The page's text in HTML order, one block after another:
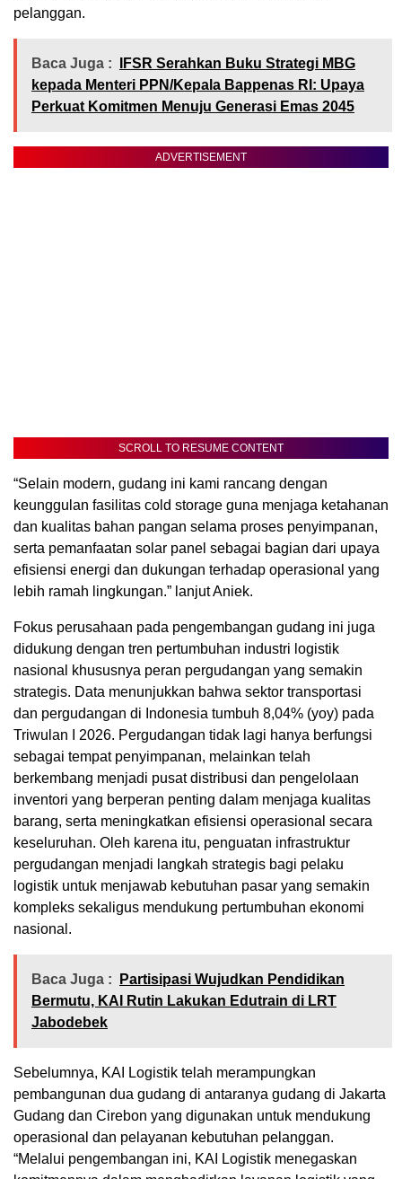
pelanggan.
Baca Juga :
IFSR Serahkan Buku Strategi MBG
kepada Menteri PPN/Kepala Bappenas RI: Upaya
Perkuat Komitmen Menuju Generasi Emas 2045
ADVERTISEMENT
SCROLL TO RESUME CONTENT
“Selain modern, gudang ini kami rancang dengan
keunggulan fasilitas cold storage guna menjaga ketahanan
dan kualitas bahan pangan selama proses penyimpanan,
serta pemanfaatan solar panel sebagai bagian dari upaya
efisiensi energi dan dukungan terhadap operasional yang
lebih ramah lingkungan.” lanjut Aniek.
Fokus perusahaan pada pengembangan gudang ini juga
didukung dengan tren pertumbuhan industri logistik
nasional khususnya peran pergudangan yang semakin
strategis. Data menunjukkan bahwa sektor transportasi
dan pergudangan di Indonesia tumbuh 8,04% (yoy) pada
Triwulan I 2026. Pergudangan tidak lagi hanya berfungsi
sebagai tempat penyimpanan, melainkan telah
berkembang menjadi pusat distribusi dan pengelolaan
inventori yang berperan penting dalam menjaga kualitas
barang, serta meningkatkan efisiensi operasional secara
keseluruhan. Oleh karena itu, penguatan infrastruktur
pergudangan menjadi langkah strategis bagi pelaku
logistik untuk menjawab kebutuhan pasar yang semakin
kompleks sekaligus mendukung pertumbuhan ekonomi
nasional.
Baca Juga :
Partisipasi Wujudkan Pendidikan
Bermutu, KAI Rutin Lakukan Edutrain di LRT
Jabodebek
Sebelumnya, KAI Logistik telah merampungkan
pembangunan dua gudang di antaranya gudang di Jakarta
Gudang dan Cirebon yang digunakan untuk mendukung
operasional dan pelayanan kebutuhan pelanggan.
“Melalui pengembangan ini, KAI Logistik menegaskan